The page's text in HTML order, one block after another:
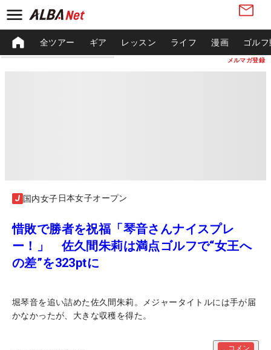
メルマガ登録
全ツアー ギア レッスン ライフ 漫画 ゴル
国内女子日本女子オープン
惜敗で勝者を祝福「琴音さんナイスプレ
ー！」 佐久間朱莉は満点ゴルフで“女王へ
の差”を323ptに
堀琴音を追い詰めた佐久間朱莉。メジャータイトルには手が届
かなかったが、大きな収穫を得た。
コメン